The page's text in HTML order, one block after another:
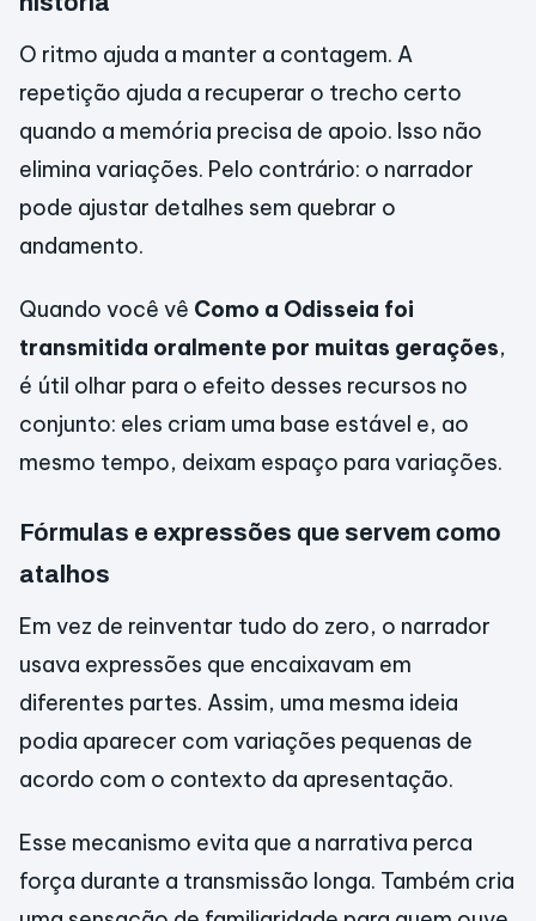
O ritmo ajuda a manter a contagem. A
repetição ajuda a recuperar o trecho certo
quando a memória precisa de apoio. Isso não
elimina variações. Pelo contrário: o narrador
pode ajustar detalhes sem quebrar o
andamento.
Quando você vê Como a Odisseia foi
transmitida oralmente por muitas gerações,
é útil olhar para o efeito desses recursos no
conjunto: eles criam uma base estável e, ao
mesmo tempo, deixam espaço para variações.
Fórmulas e expressões que servem como
atalhos
Em vez de reinventar tudo do zero, o narrador
usava expressões que encaixavam em
diferentes partes. Assim, uma mesma ideia
podia aparecer com variações pequenas de
acordo com o contexto da apresentação.
Esse mecanismo evita que a narrativa perca
força durante a transmissão longa. Também cria